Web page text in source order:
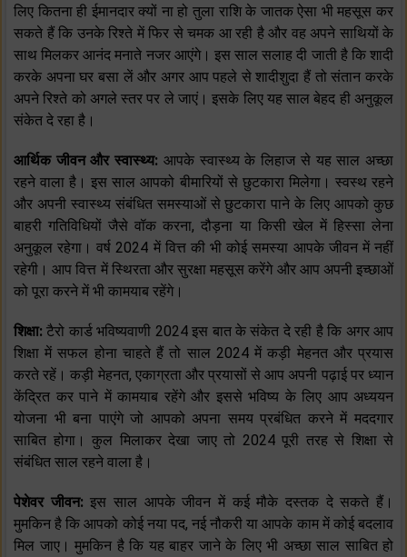
लिए कितना ही ईमानदार क्यों ना हो तुला राशि के जातक ऐसा भी महसूस कर
सकते हैं कि उनके रिश्ते में फिर से चमक आ रही है और वह अपने साथियों के
साथ मिलकर आनंद मनाते नजर आएंगे। इस साल सलाह दी जाती है कि शादी
करके अपना घर बसा लें और अगर आप पहले से शादीशुदा हैं तो संतान करके
अपने रिश्ते को अगले स्तर पर ले जाएं। इसके लिए यह साल बेहद ही अनुकूल
संकेत दे रहा है।
आर्थिक जीवन और स्वास्थ्य: आपके स्वास्थ्य के लिहाज से यह साल अच्छा
रहने वाला है। इस साल आपको बीमारियों से छुटकारा मिलेगा। स्वस्थ रहने
और अपनी स्वास्थ्य संबंधित समस्याओं से छुटकारा पाने के लिए आपको कुछ
बाहरी गतिविधियों जैसे वॉक करना, दौड़ना या किसी खेल में हिस्सा लेना
अनुकूल रहेगा। वर्ष 2024 में वित्त की भी कोई समस्या आपके जीवन में नहीं
रहेगी। आप वित्त में स्थिरता और सुरक्षा महसूस करेंगे और आप अपनी इच्छाओं
को पूरा करने में भी कामयाब रहेंगे।
शिक्षा: टैरो कार्ड भविष्यवाणी 2024 इस बात के संकेत दे रही है कि अगर आप
शिक्षा में सफल होना चाहते हैं तो साल 2024 में कड़ी मेहनत और प्रयास
करते रहें। कड़ी मेहनत, एकाग्रता और प्रयासों से आप अपनी पढ़ाई पर ध्यान
केंद्रित कर पाने में कामयाब रहेंगे और इससे भविष्य के लिए आप अध्ययन
योजना भी बना पाएंगे जो आपको अपना समय प्रबंधित करने में मददगार
साबित होगा। कुल मिलाकर देखा जाए तो 2024 पूरी तरह से शिक्षा से
संबंधित साल रहने वाला है।
पेशेवर जीवन: इस साल आपके जीवन में कई मौके दस्तक दे सकते हैं।
मुमकिन है कि आपको कोई नया पद, नई नौकरी या आपके काम में कोई बदलाव
मिल जाए। मुमकिन है कि यह बाहर जाने के लिए भी अच्छा साल साबित हो